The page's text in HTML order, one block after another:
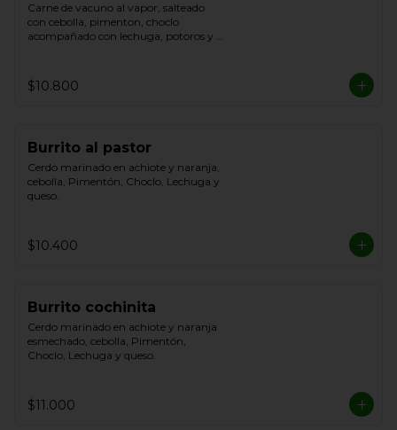
Carne de vacuno al vapor, salteado
con cebolla, pimenton, choclo
acompañado con lechuga, potoros y
$10.800
Burrito al pastor
Cerdo marinado en achiote y naranja,
cebolla, Pimentón, Choclo, Lechuga y
queso.
$10.400
Burrito cochinita
Cerdo marinado en achiote y naranja
esmechado, cebolla, Pimentón,
Choclo, Lechuga y queso.
$11.000